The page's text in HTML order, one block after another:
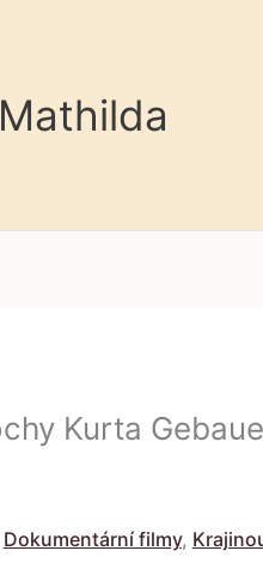
Kurta
Dokumentární filmy,